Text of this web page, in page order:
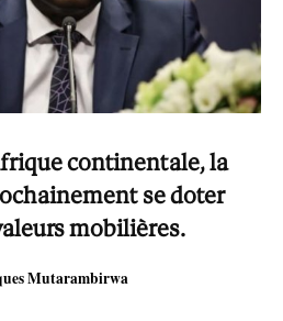
continentale, la
se doter
mobilières.
Mutarambirwa